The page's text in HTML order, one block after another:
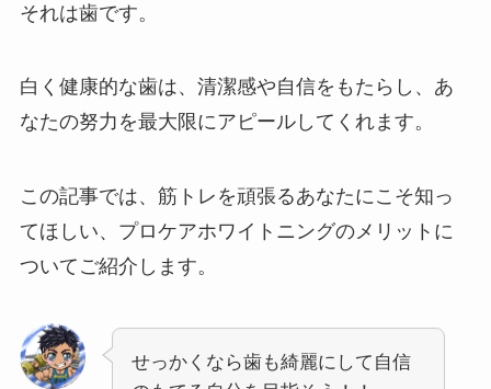
それは歯です。
白く健康的な歯は、清潔感や自信をもたらし、あ
なたの努力を最大限にアピールしてくれます。
この記事では、筋トレを頑張るあなたにこそ知っ
てほしい、プロケアホワイトニングのメリットに
ついてご紹介します。
せっかくなら歯も綺麗にして自信